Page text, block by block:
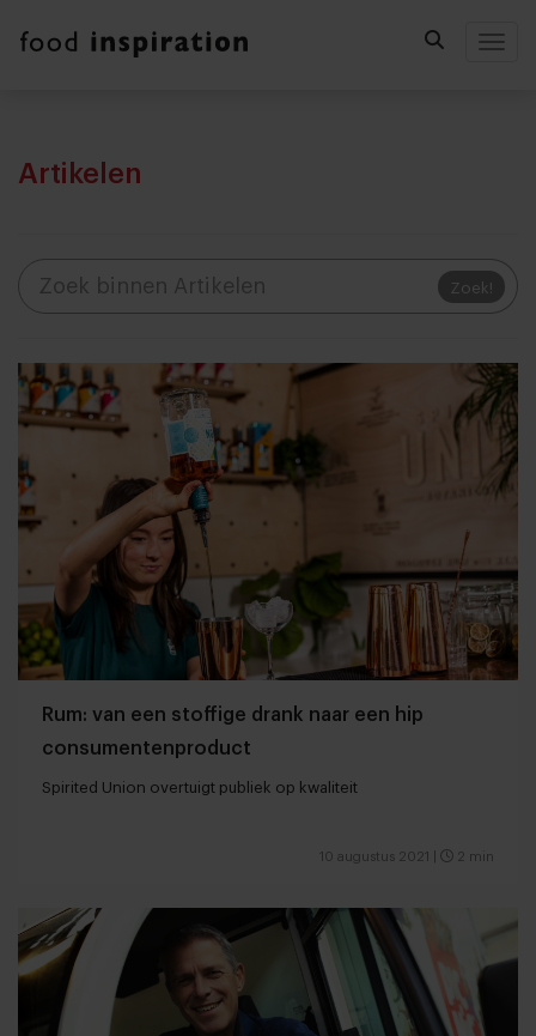
Artikelen
Zoek!
Rum: van een stoffige drank naar een hip
consumentenproduct
Spirited Union overtuigt publiek op kwaliteit
10 augustus 2021 2 min